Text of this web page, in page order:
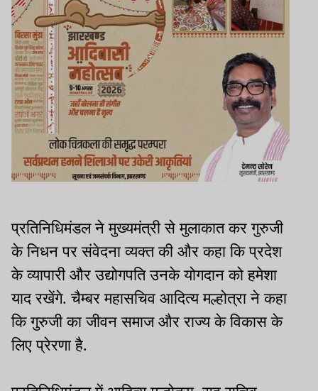
प्रतिनिधिमंडल ने मुख्यमंत्री से मुलाकात कर गुरुजी
के निधन पर संवेदना व्यक्त की और कहा कि प्रदेश
के व्यापारी और उद्योगपति उनके योगदान को हमेशा
याद रखेंगे. चैम्बर महासचिव आदित्य मल्होत्रा ने कहा
कि गुरुजी का जीवन समाज और राज्य के विकास के
लिए प्रेरणा है.